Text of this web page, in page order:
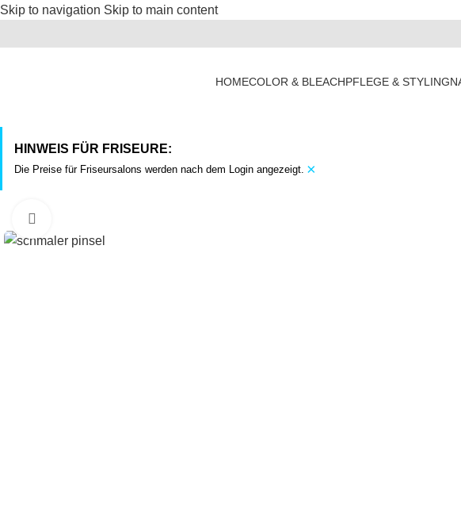
Skip to navigation Skip to main content
HOMECOLOR & BLEACHPFLEGE & STYLING
HINWEIS FÜR FRISEURE:
Die Preise für Friseursalons werden nach dem Login angezeigt. ×